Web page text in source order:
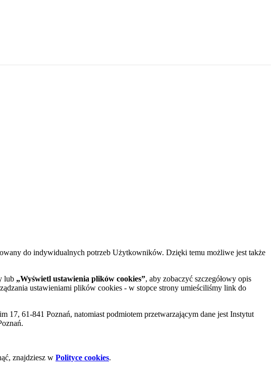
do indywidualnych potrzeb Użytkowników. Dzięki temu możliwe jest także
lub „Wyświetl ustawienia plików cookies”, aby zobaczyć szczegółowy opis
ustawieniami plików cookies - w stopce strony umieściliśmy link do
61-841 Poznań, natomiast podmiotem przetwarzającym dane jest Instytut
znajdziesz w Polityce cookies.